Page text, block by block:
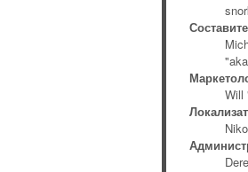
Will